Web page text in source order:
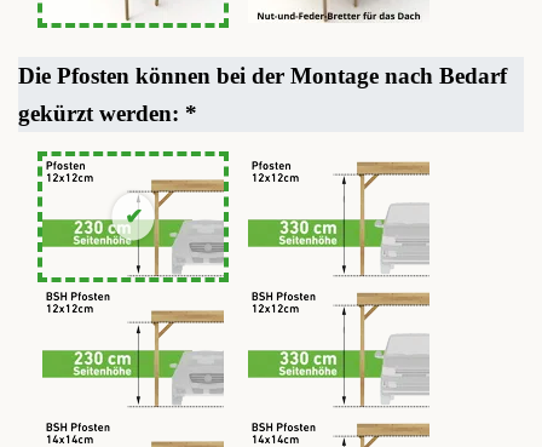
Die Pfosten können bei der Montage nach Bedarf
gekürzt werden: *